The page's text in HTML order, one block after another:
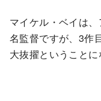
マイケル・ベイは
名監督ですが、3作
大抜擢ということに